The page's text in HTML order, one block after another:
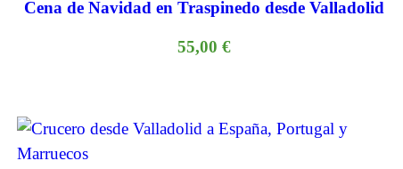
Cena de Navidad en Traspinedo desde Valladolid
55,00 €